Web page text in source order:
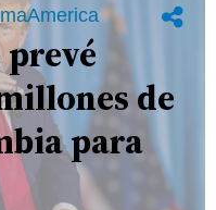
de
para